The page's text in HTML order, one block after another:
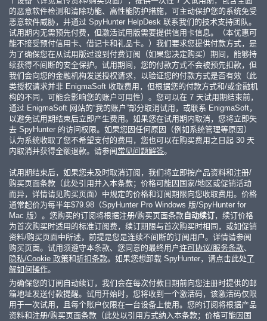
的恶意软件检测和清除功能、高性能防护措施，可主动保护您的系统免受
恶意软件威胁，并通过 SpyHunter HelpDesk 联系我们的技术支持团队。
试用期内无需预先付费，但激活试用版需要提供信用卡信息。（本优惠可
能不接受预付信用卡、借记卡和礼品卡。）我们要求您提供付款方式，是
为了确保您在从试用版过渡到付费订阅（如果您决定购买）期间，能够持
续获得不间断的安全保护。试用期间，您的付款方式不会被预先扣款，但
我们会向您的金融机构发送授权请求，以验证您的付款方式是否有效（此
类授权请求并非 EnigmaSoft 收取费用，但根据您的付款方式和/或金融机
构的不同，可能会影响您的账户可用性）。您可以在 7 天试用期结束前，
通过 EnigmaSoft 网站的“我的账户”部分取消试用，或联系 EnigmaSoft，
以避免试用期结束后立即产生费用。如果您在试用期内取消，您将立即失
去 SpyHunter 的访问权限。如果您因任何原因（例如系统管理等原因）
认为系统收取了您不希望支付的费用，您也可以在购买费用之日起 30 天
内取消并获得全额退款。请参阅 常见问题解答。
试用期结束后，如果您未及时取消订阅，我们将立即按产品资料和注册/
购买页面条款（此处引用并入本条款；价格可能因国家/地区或促销活动
而异，详情请见购买页面）中规定的价格和订阅期限向您收取费用。价格
通常起价为每半年$79.98 （SpyHunter Pro Windows 版/SpyHunter for
Mac 版）。您购买的订阅将根据注册/购买页面条款自动续订，续订价格
为首次购买时适用的标准订阅费，续订期限与首次购买时相同，或如促销
资料/购买页面中所述，前提是您是连续不间断的订阅用户。详情请参阅
购买页面。试用须遵守本条款、您同意的最终用户许可协议/服务条款、
隐私/Cookie 政策和折扣条款。如果您想卸载 SpyHunter，请点击此处了
解如何操作。
为确保您的订阅自动续订，我们会在每次付款日期前向您注册时提供的邮
箱地址发送付款提醒。试用开始时，您将收到一个激活码，该激活码仅限
用于一次试用，且每个账户仅限在一台设备上使用。您的订阅将根据产品
资料和注册/购买页面条款（此处以引用方式纳入本条款；价格可能因国